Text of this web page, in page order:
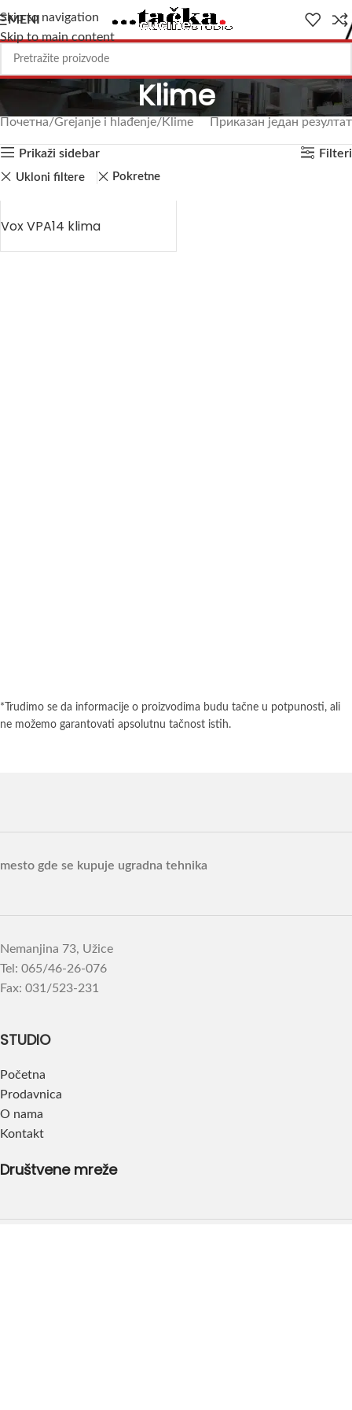
Skip to navigation
Skip to main content
MENI
Klime
Почетна Grejanje i hlađenje Klime Приказан један резултат
Prikaži sidebar Filteri
Ukloni filtere Pokretne
Vox VPA14 klima
*Trudimo se da informacije o proizvodima budu tačne u potpunosti, ali
ne možemo garantovati apsolutnu tačnost istih.
mesto gde se kupuje ugradna tehnika
Nemanjina 73, Užice
Tel: 065/46-26-076
Fax: 031/523-231
STUDIO
Početna
Prodavnica
O nama
Kontakt
Društvene mreže